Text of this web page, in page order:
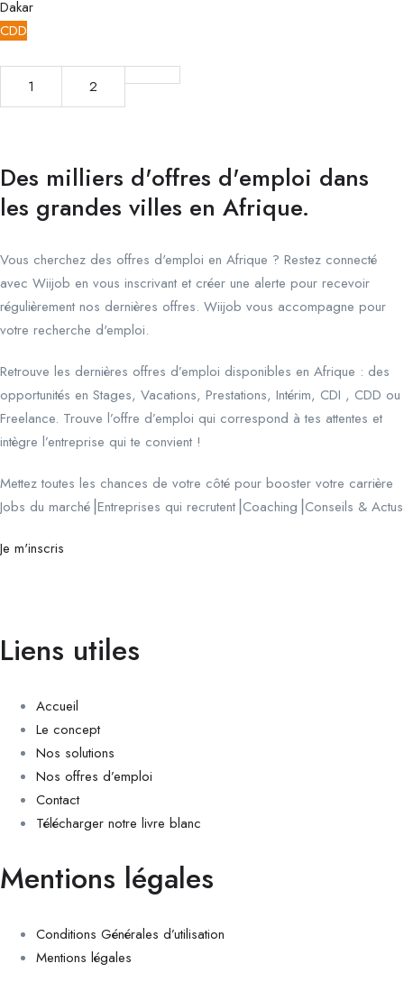
Dakar
CDD
1 2
Des milliers d'offres d'emploi dans
les grandes villes en Afrique.
Vous cherchez des offres d'emploi en Afrique ? Restez connecté
avec Wiijob en vous inscrivant et créer une alerte pour recevoir
régulièrement nos dernières offres. Wiijob vous accompagne pour
votre recherche d'emploi.
Retrouve les dernières offres d’emploi disponibles en Afrique : des
opportunités en Stages, Vacations, Prestations, Intérim, CDI , CDD ou
Freelance. Trouve l’offre d’emploi qui correspond à tes attentes et
intègre l’entreprise qui te convient !
Mettez toutes les chances de votre côté pour booster votre carrière
Jobs du marché⎟Entreprises qui recrutent⎟Coaching⎟Conseils & Actus
Je m'inscris
Liens utiles
Accueil
Le concept
Nos solutions
Nos offres d’emploi
Contact
Télécharger notre livre blanc
Mentions légales
Conditions Générales d’utilisation
Mentions légales